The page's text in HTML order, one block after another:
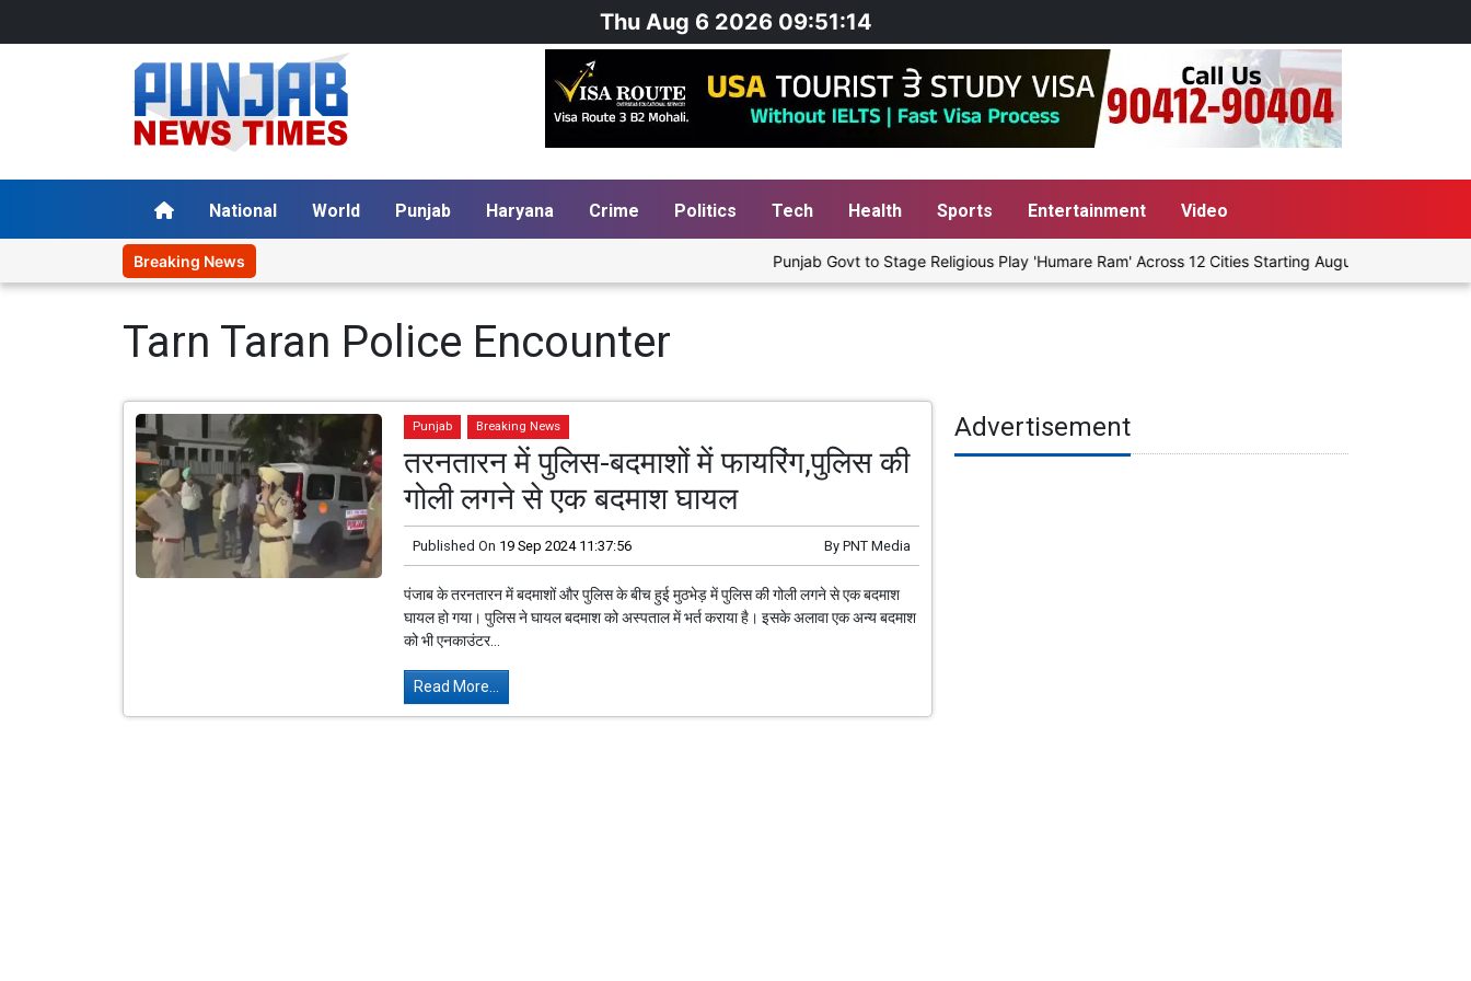
Thu Aug 6 2026 09:51:15
National World Punjab Haryana Crime Politics Tech Health Sports Entertainment Video
Breaking News Punjab Govt to Stage Religious Play 'Humare Ram' Across 12 Cities Starting August 7
Tarn Taran Police Encounter
Punjab Breaking News
तरनतारन में पुलिस-बदमाशों में फायरिंग,पुलिस की
गोली लगने से एक बदमाश घायल
Published On 19 Sep 2024 11:37:56 By PNT Media
पंजाब के तरनतारन में बदमाशों और पुलिस के बीच हुई मुठभेड़ में पुलिस की गोली लगने से एक बदमाश
घायल हो गया। पुलिस ने घायल बदमाश को अस्पताल में भर्त कराया है। इसके अलावा एक अन्य बदमाश
को भी एनकाउंटर...
Read More...
Advertisement